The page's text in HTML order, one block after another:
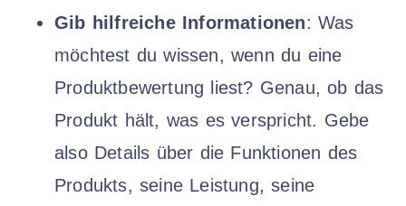
Gib hilfreiche Informationen: Was
möchtest du wissen, wenn du eine
Produktbewertung liest? Genau, ob das
Produkt hält, was es verspricht. Gebe
also Details über die Funktionen des
Produkts, seine Leistung, seine